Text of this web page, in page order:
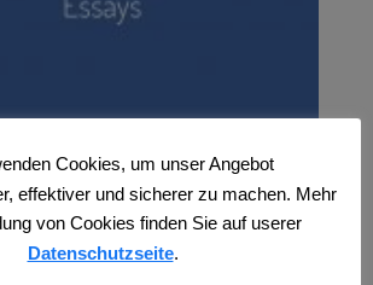
Cookies, um unser Angebot
effektiver und sicherer zu machen. Mehr
von Cookies finden Sie auf userer
Datenschutzseite.